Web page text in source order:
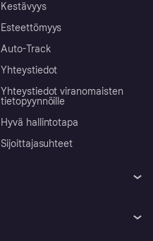
Kestävyys
Esteettömyys
Auto-Track
Yhteystiedot
Yhteystiedot viranomaisten
tietopyynnöille
Hyvä hallintotapa
Sijoittajasuhteet